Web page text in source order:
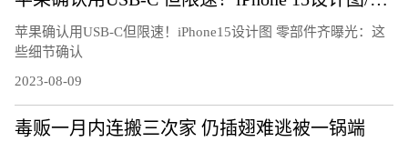
苹果确认用USB-C但限速！iPhone15设计图 零部件齐曝光：这
些细节确认
2023-08-09
毒贩一月内连搬三次家 仍插翅难逃被一锅端